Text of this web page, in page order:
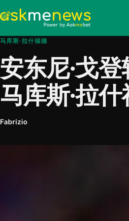
马库斯·拉什福德
安东尼·戈
马库斯·拉
Fabrizio